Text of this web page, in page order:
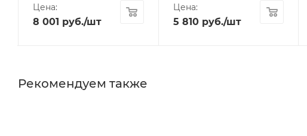
Цена:
8 001 руб./шт
Цена:
5 810руб./шт
Рекомендуем также